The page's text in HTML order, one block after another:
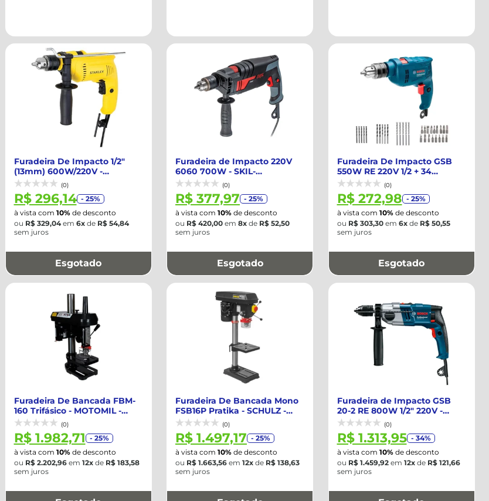
Furadeira De Impacto 1/2"
(13mm) 600W/220V -
STANLEY-SDH600B...
(0)
R$ 296,14 - 25%
à vista com 10%de desconto
ou R$ 329,04em 6xde R$ 54,84
sem juros
Esgotado
Furadeira de Impacto 220V
6060 700W - SKIL-
F0126060JA(0)
R$ 377,97 - 25%
à vista com 10% de desconto
ou R$ 420,00 em 8x de R$ 52,50
sem juros
Esgotado
Furadeira De Impacto GSB
550W RE 220V 1/2 + 34
Acessórios - ...
(0)
R$ 272,98 - 25%
à vista com 10%de desconto
ou R$ 303,30em 6xde R$ 50,55
sem juros
Esgotado
Furadeira De Bancada FBM-
160 Trifásico - MOTOMIL -
348692
(0)
R$ 1.982,71 - 25%
à vista com 10%de desconto
ou R$ 2.202,96em 12xde R$ 183,58
sem juros
Furadeira De Bancada Mono
FSB16P Pratika - SCHULZ -
91205030
(0)
R$ 1.497,17 - 25%
à vista com 10% de desconto
ou R$ 1.663,56 em 12x de R$ 138,63
sem juros
Furadeira de Impacto GSB
20-2 RE 800W 1/2" 220V -
BOSCH-0601...
(0)
R$ 1.313,95 - 34%
à vista com 10%de desconto
ou R$ 1.459,92em 12xde R$ 121,66
sem juros